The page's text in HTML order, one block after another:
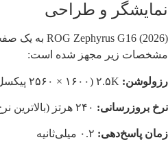
نمایشگر و طراحی
مشخصات زیر مجهز شده است:
رزولوشن:
نرخ بروزرسانی:
زمان پاسخ‌دهی: